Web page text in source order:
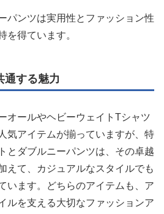
パンツは実用性とファッション性
を得ています。
通する魅力
オールやヘビーウェイトTシャツ
気アイテムが揃っていますが、特
とダブルニーパンツは、その卓越
えて、カジュアルなスタイルでも
います。どちらのアイテムも、ア
ルを支える大切なファッションア